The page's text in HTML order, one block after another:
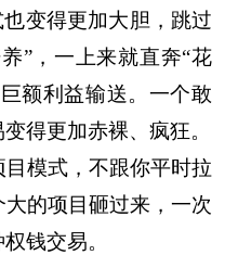
变得更加大胆，跳过
”，一上来就直奔“花
额利益输送。一个敢
得更加赤裸、疯狂。
模式，不跟你平时拉
的项目砸过来，一次
钱交易。